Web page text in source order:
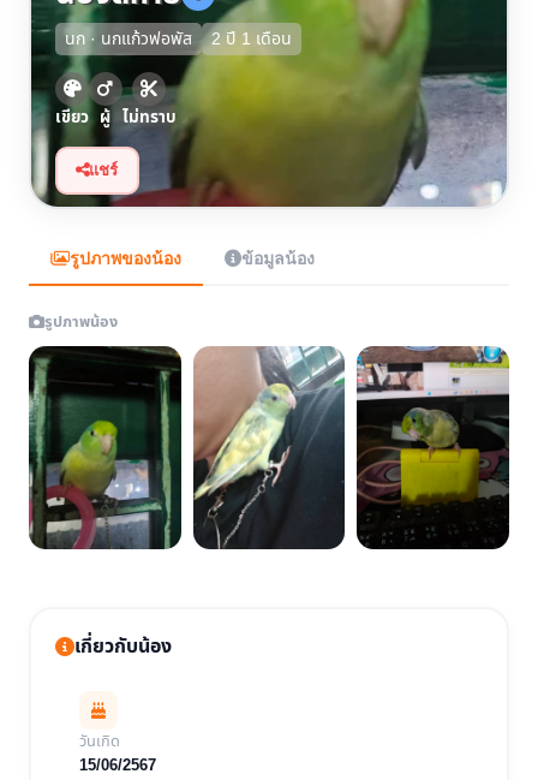
นก · นกแก้วฟอพัส 2 ปี 1 เดือน
เขียว ผู้ ไม่ทราบ
แชร์
รูปภาพของน้อง ข้อมูลน้อง
รูปภาพน้อง
เกี่ยวกับน้อง
วันเกิด
15/06/2567